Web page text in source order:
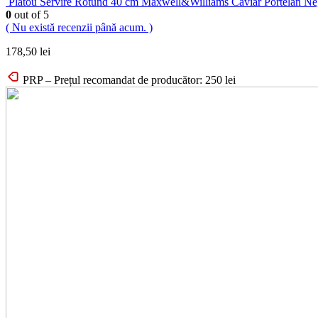
0 out of 5
( Nu există recenzii până acum. )
178,50 lei
PRP – Prețul recomandat de producător: 250 lei